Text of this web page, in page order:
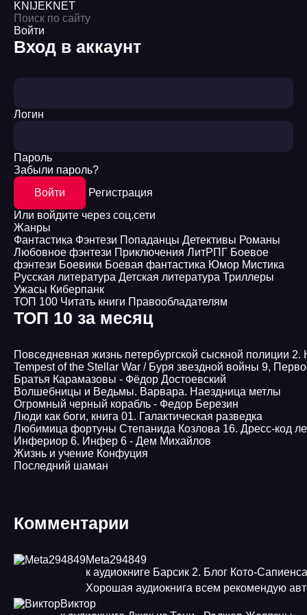
KNIJEKNET
Войти
Вход в аккаунт
Логин
Пароль
Забыли пароль?
Войти
Регистрация
Или войдите через соц.сети
Жанры
Фантастика Фэнтези Попаданцы Детективы Романы
Любовное фэнтези Приключения ЛитРПГ Боевое
фэнтези Боевики Боевая фантастика Юмор Мистика
Русская литература Детская литература Триллеры
Ужасы Киберпанк
ТОП 100 Читать книги Правообладателям
ТОП 10 за месяц
Повседневная жизнь петербургской сыскной полиции
Tempest of the Stellar War / Буря звездной войны 9,
Братья Карамазовы - Фёдор Достоевский
Волшебницы и Ведьмы. Варвара. Наездница метлы
Огромный черный корабль - Федор Березин
Люди как боги, книга 01. Галактическая разведка
Любимица фортуны Степанида Козлова 16. Дресс-код
Инфериор 6. Инфер 6 - Дем Михайлов
Жизнь и учение Конфуция
Последний шаман
Комментарии
Meta294849
к аудиокниге Барсик 2. Блог Кото-
Хорошая аудиокнига всем рекомендую
Виктор